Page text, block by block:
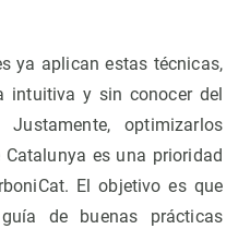
ya aplican estas técnicas,
intuitiva y sin conocer del
optimizarlos
es una prioridad
El objetivo es que
de buenas prácticas